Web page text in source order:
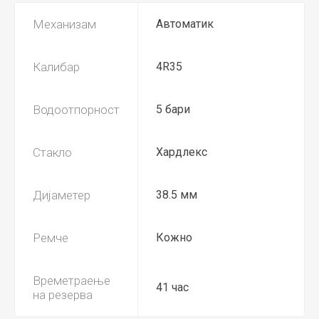
Механизам Автоматик
Калибар 4R35
Водоотпорност 5 бари
Стакло Хардлекс
Дијаметер 38.5 мм
Ремче Кожно
Времетраење
на резерва
41 час